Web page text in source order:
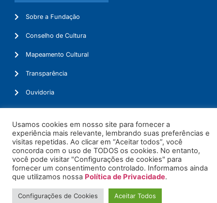
Sobre a Fundação
Conselho de Cultura
Mapeamento Cultural
Transparência
Ouvidoria
© 2026. Todos os Direitos Reservados.
Usamos cookies em nosso site para fornecer a
experiência mais relevante, lembrando suas preferências e
visitas repetidas. Ao clicar em “Aceitar todos”, você
concorda com o uso de TODOS os cookies. No entanto,
você pode visitar "Configurações de cookies" para
fornecer um consentimento controlado. Informamos ainda
que utilizamos nossa Política de Privacidade.
Configurações de Cookies Aceitar Todos